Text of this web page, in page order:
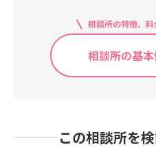
相談所の特徴、
相談所の基
この相談所を